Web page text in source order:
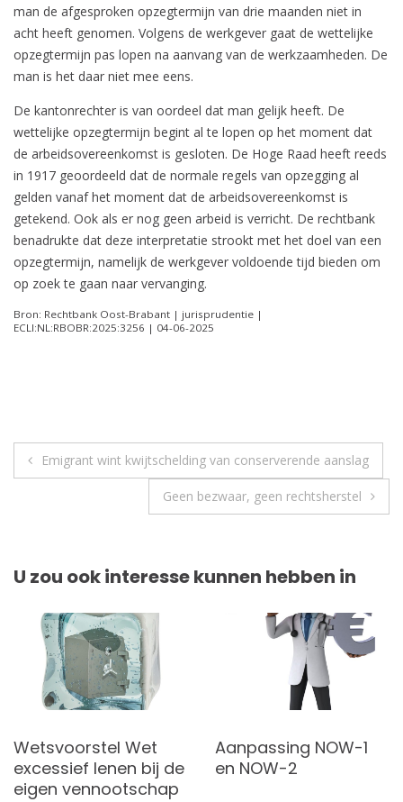
man de afgesproken opzegtermijn van drie maanden niet in
acht heeft genomen. Volgens de werkgever gaat de wettelijke
opzegtermijn pas lopen na aanvang van de werkzaamheden. De
man is het daar niet mee eens.
De kantonrechter is van oordeel dat man gelijk heeft. De
wettelijke opzegtermijn begint al te lopen op het moment dat
de arbeidsovereenkomst is gesloten. De Hoge Raad heeft reeds
in 1917 geoordeeld dat de normale regels van opzegging al
gelden vanaf het moment dat de arbeidsovereenkomst is
getekend. Ook als er nog geen arbeid is verricht. De rechtbank
benadrukte dat deze interpretatie strookt met het doel van een
opzegtermijn, namelijk de werkgever voldoende tijd bieden om
op zoek te gaan naar vervanging.
Bron: Rechtbank Oost-Brabant | jurisprudentie |
ECLI:NL:RBOBR:2025:3256 | 04-06-2025
Berichtnavigatie
Emigrant wint kwijtschelding van conserverende aanslag
Geen bezwaar, geen rechtsherstel
U zou ook interesse kunnen hebben in
Wetsvoorstel Wet
excessief lenen bij de
eigen vennootschap
Aanpassing NOW-1
en NOW-2